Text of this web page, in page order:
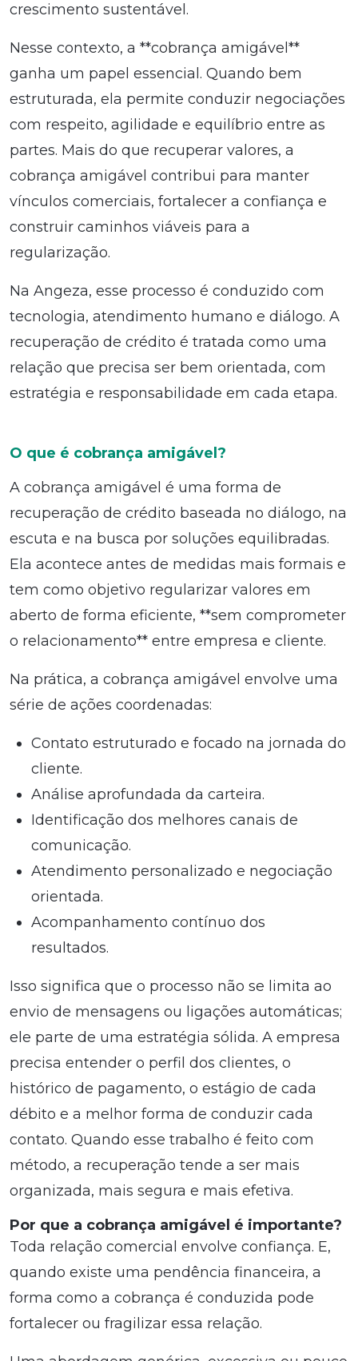
crescimento sustentável.
Nesse contexto, a **cobrança amigável**
ganha um papel essencial. Quando bem
estruturada, ela permite conduzir negociações
com respeito, agilidade e equilíbrio entre as
partes. Mais do que recuperar valores, a
cobrança amigável contribui para manter
vínculos comerciais, fortalecer a confiança e
construir caminhos viáveis para a
regularização.
Na Angeza, esse processo é conduzido com
tecnologia, atendimento humano e diálogo. A
recuperação de crédito é tratada como uma
relação que precisa ser bem orientada, com
estratégia e responsabilidade em cada etapa.
O que é cobrança amigável?
A cobrança amigável é uma forma de
recuperação de crédito baseada no diálogo, na
escuta e na busca por soluções equilibradas.
Ela acontece antes de medidas mais formais e
tem como objetivo regularizar valores em
aberto de forma eficiente, **sem comprometer
o relacionamento** entre empresa e cliente.
Na prática, a cobrança amigável envolve uma
série de ações coordenadas:
Contato estruturado e focado na jornada do
cliente.
Análise aprofundada da carteira.
Identificação dos melhores canais de
comunicação.
Atendimento personalizado e negociação
orientada.
Acompanhamento contínuo dos
resultados.
Isso significa que o processo não se limita ao
envio de mensagens ou ligações automáticas;
ele parte de uma estratégia sólida. A empresa
precisa entender o perfil dos clientes, o
histórico de pagamento, o estágio de cada
débito e a melhor forma de conduzir cada
contato. Quando esse trabalho é feito com
método, a recuperação tende a ser mais
organizada, mais segura e mais efetiva.
Por que a cobrança amigável é importante?
Toda relação comercial envolve confiança. E,
quando existe uma pendência financeira, a
forma como a cobrança é conduzida pode
fortalecer ou fragilizar essa relação.